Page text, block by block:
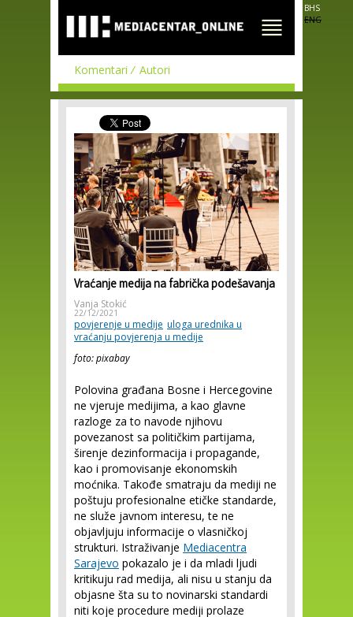
main
content
BHS
ENG
Komentari Autori
Vraćanje medija na fabrička podešavanja
Vanja Stokić
22/12/2021
povjerenje u medije uloga urednika u
vraćanju povjerenja u medije
foto: pixabay
Polovina građana Bosne i Hercegovine
ne vjeruje medijima, a kao glavne
razloge za to navode njihovu
povezanost sa političkim partijama,
širenje dezinformacija i propagande,
kao i promovisanje ekonomskih
moćnika. Takođe smatraju da mediji ne
poštuju profesionalne etičke standarde,
ne služe javnom interesu, te ne
objavljuju informacije o vlasničkoj
strukturi. Istraživanje Mediacentra
Sarajevo pokazalo je i da mladi ljudi
kritikuju rad medija, ali nisu u stanju da
objasne šta su to novinarski standardi
niti koje procedure mediji prolaze